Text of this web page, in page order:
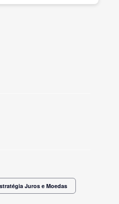
Juros e Moedas